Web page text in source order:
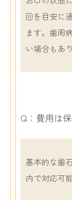
回を目安に
ます。歯周
い場合もあ
Q：費用は
基本的な歯
内で対応可